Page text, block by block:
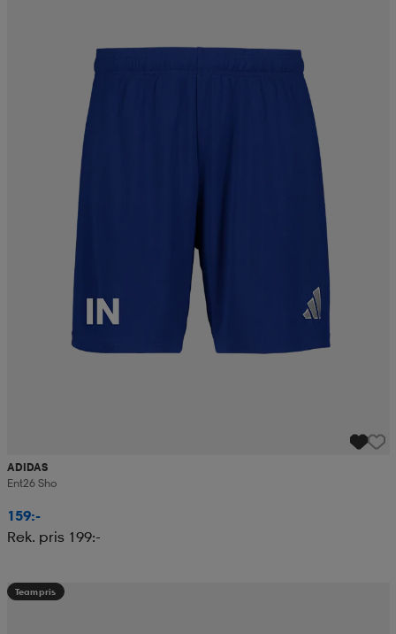
ADIDAS
Ent26 Sho
159:-
Rek. pris 199:-
Teampris